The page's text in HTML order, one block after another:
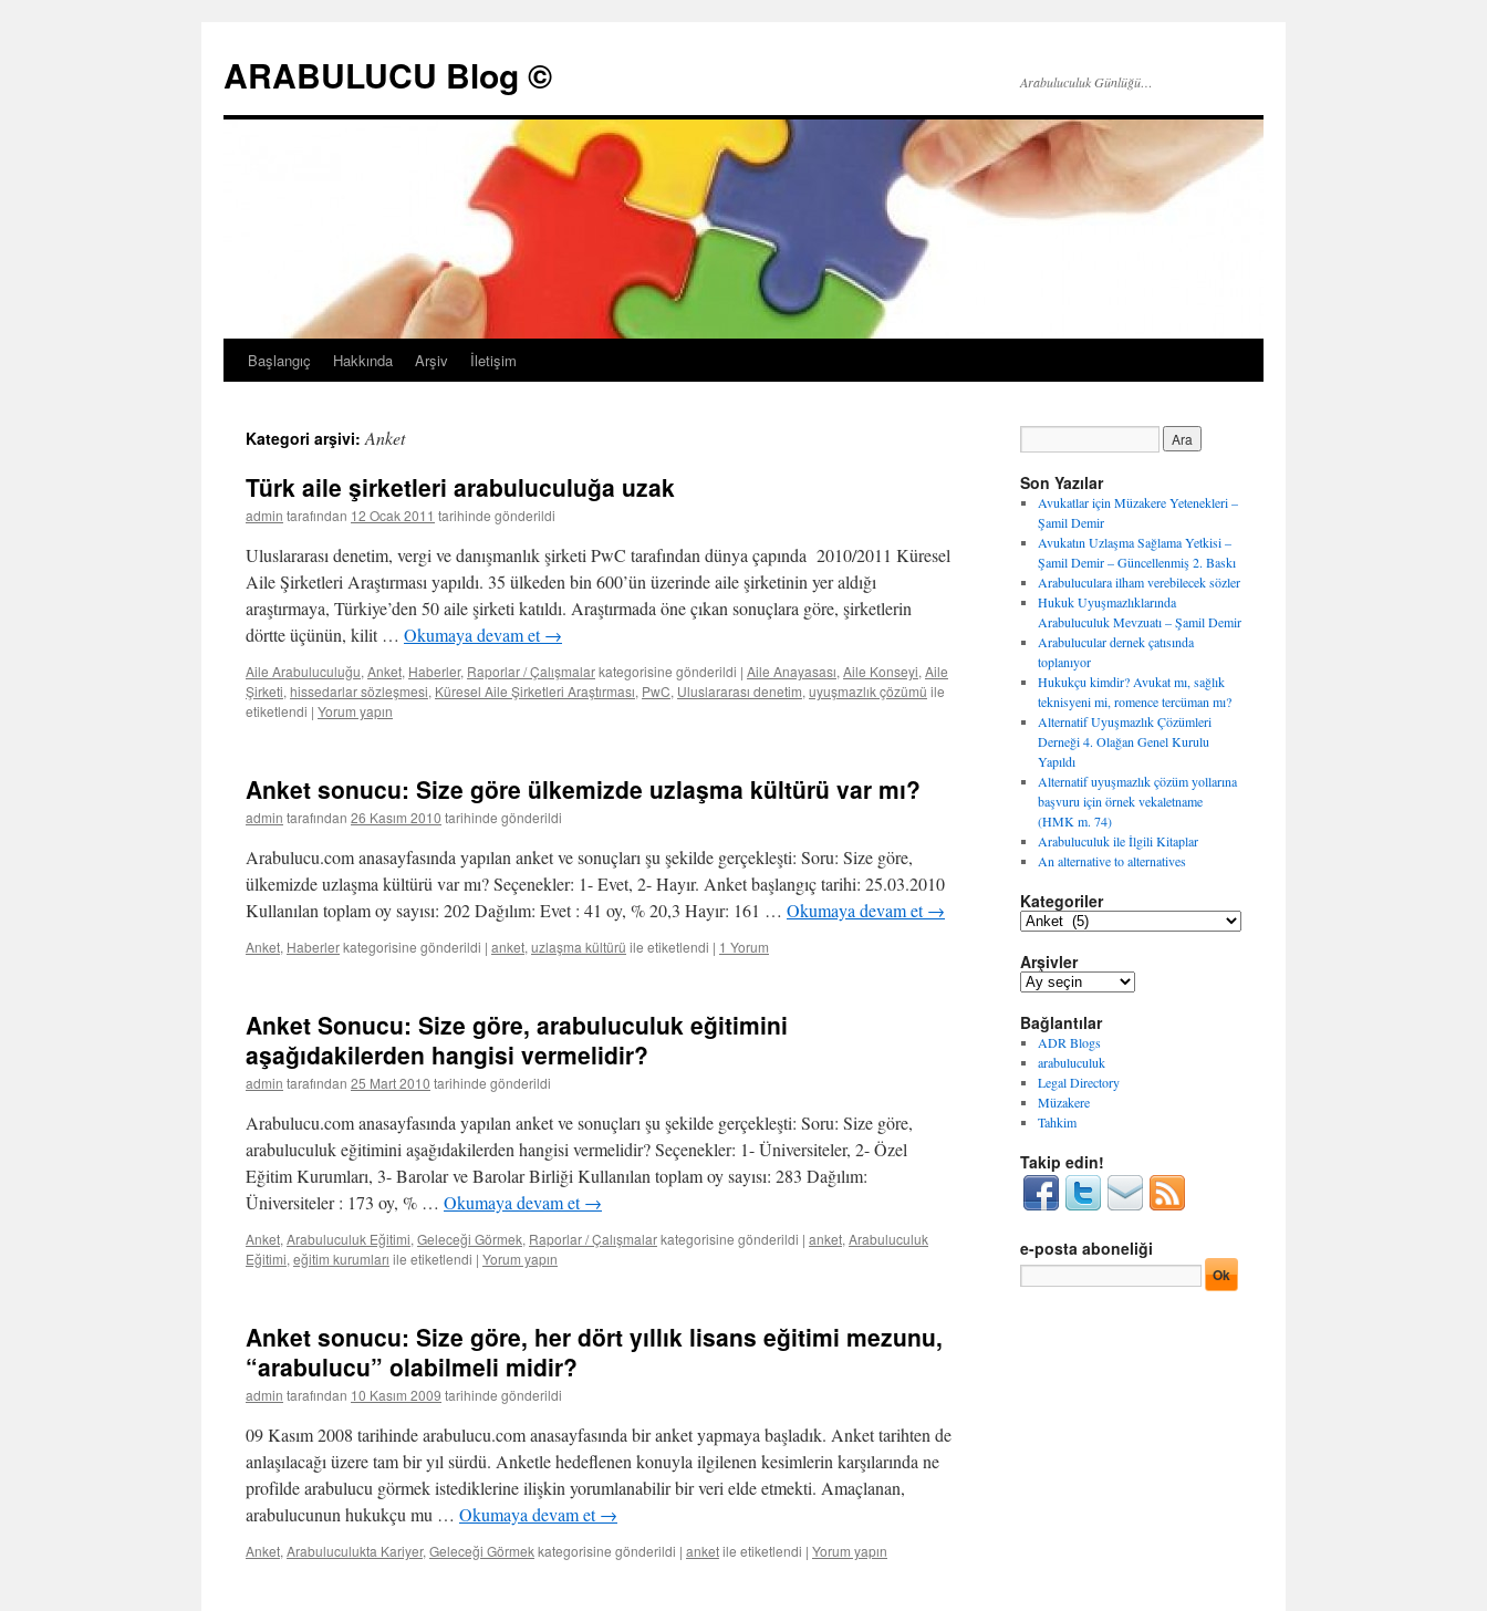
ARABULUCU Blog © Arabuluculuk Günlüğü…
İçeriğe
Başlangıç Hakkında Arşiv İletişim
Kategori arşivi:Anket
Türk aile şirketleri arabuluculuğa uzak
admin tarafından 12 Ocak 2011 tarihinde gönderildi
Uluslararası denetim, vergi ve danışmanlık şirketi PwC tarafından dünya çapında 2010/2011 Küresel
Aile Şirketleri Araştırması yapıldı. 35 ülkeden bin 600’ün üzerinde aile şirketinin yer aldığı
araştırmaya, Türkiye’den 50 aile şirketi katıldı. Araştırmada öne çıkan sonuçlara göre, şirketlerin
dörtte üçünün, kilit … Okumaya devam et→
Aile Arabuluculuğu, Anket, Haberler, Raporlar / Çalışmalarkategorisine gönderildi | Aile Anayasası, Aile Konseyi, Aile
Şirketi, hissedarlar sözleşmesi, Küresel Aile Şirketleri Araştırması, PwC, Uluslararası denetim, uyuşmazlık çözümü ile
etiketlendi | Yorum yapın
Anket sonucu: Size göre ülkemizde uzlaşma kültürü var mı?
admin tarafından 26 Kasım 2010 tarihinde gönderildi
Arabulucu.com anasayfasında yapılan anket ve sonuçları şu şekilde gerçekleşti: Soru: Size göre,
ülkemizde uzlaşma kültürü var mı? Seçenekler: 1- Evet, 2- Hayır. Anket başlangıç tarihi: 25.03.2010
Kullanılan toplam oy sayısı: 202 Dağılım: Evet : 41 oy, % 20,3 Hayır: 161 … Okumaya devam et→
Anket, Haberlerkategorisine gönderildi | anket, uzlaşma kültürü ile etiketlendi | 1 Yorum
Anket Sonucu: Size göre, arabuluculuk eğitimini
aşağıdakilerden hangisi vermelidir?
admin tarafından 25 Mart 2010 tarihinde gönderildi
Arabulucu.com anasayfasında yapılan anket ve sonuçları şu şekilde gerçekleşti: Soru: Size göre,
arabuluculuk eğitimini aşağıdakilerden hangisi vermelidir? Seçenekler: 1- Üniversiteler, 2- Özel
Eğitim Kurumları, 3- Barolar ve Barolar Birliği Kullanılan toplam oy sayısı: 283 Dağılım:
Üniversiteler : 173 oy, % … Okumaya devam et→
Anket, Arabuluculuk Eğitimi, Geleceği Görmek, Raporlar / Çalışmalarkategorisine gönderildi | anket, Arabuluculuk
Eğitimi, eğitim kurumları ile etiketlendi | Yorum yapın
Anket sonucu: Size göre, her dört yıllık lisans eğitimi mezunu,
“arabulucu” olabilmeli midir?
admin tarafından 10 Kasım 2009 tarihinde gönderildi
09 Kasım 2008 tarihinde arabulucu.com anasayfasında bir anket yapmaya başladık. Anket tarihten de
anlaşılacağı üzere tam bir yıl sürdü. Anketle hedeflenen konuyla ilgilenen kesimlerin karşılarında ne
profilde arabulucu görmek istediklerine ilişkin yorumlanabilir bir veri elde etmekti. Amaçlanan,
arabulucunun hukukçu mu … Okumaya devam et→
Anket, Arabuluculukta Kariyer, Geleceği Görmekkategorisine gönderildi | anketile etiketlendi | Yorum yapın
Son Yazılar
Avukatlar için Müzakere Yetenekleri –
Şamil Demir
Avukatın Uzlaşma Sağlama Yetkisi –
Şamil Demir – Güncellenmiş 2. Baskı
Arabuluculara ilham verebilecek sözler
Hukuk Uyuşmazlıklarında
Arabuluculuk Mevzuatı – Şamil Demir
Arabulucular dernek çatısında
toplanıyor
Hukukçu kimdir? Avukat mı, sağlık
teknisyeni mi, romence tercüman mı?
Alternatif Uyuşmazlık Çözümleri
Derneği 4. Olağan Genel Kurulu
Yapıldı
Alternatif uyuşmazlık çözüm yollarına
başvuru için örnek vekaletname
(HMK m. 74)
Arabuluculuk ile İlgili Kitaplar
An alternative to alternatives
Kategoriler
K
t
o
r
i
l
e
r
Arşivler
A
ş
i
v
l
e
r
Bağlantılar
ADR Blogs
arabuluculuk
Legal Directory
Müzakere
Tahkim
Takip edin!
e-posta aboneliği